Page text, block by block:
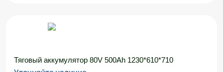
Тяговый аккумулятор 80V 500Ah 1230*610*710